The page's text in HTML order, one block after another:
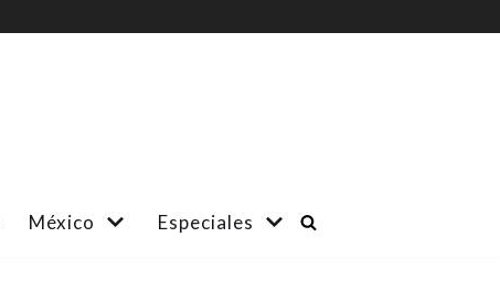
México Especiales